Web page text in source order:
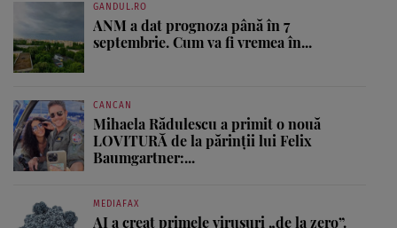
GANDUL.RO
ANM a dat prognoza până în 7
septembrie. Cum va fi vremea în...
CANCAN
Mihaela Rădulescu a primit o nouă
LOVITURĂ de la părinții lui Felix
Baumgartner:...
MEDIAFAX
AI a creat primele virusuri „de la zero”.